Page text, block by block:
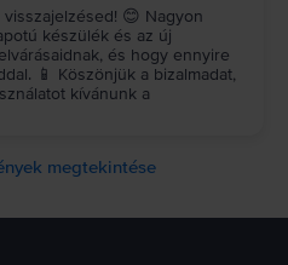
😊 Nagyon
készülék és az új
és hogy ennyire
📱 Köszönjük a bizalmadat,
kívánunk a
megtekintése